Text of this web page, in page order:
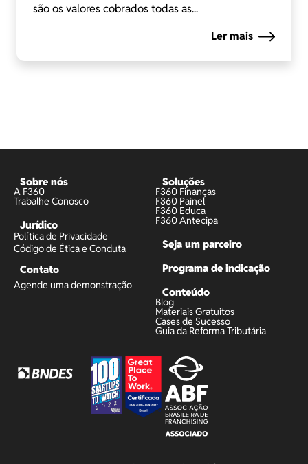
são os valores cobrados todas as...
Ler mais
Sobre nós
A F360
Trabalhe Conosco
Jurídico
Política de Privacidade
Código de Ética e Conduta
Contato
Agende uma demonstração
Soluções
F360 Finanças
F360 Painel
F360 Educa
F360 Antecipa
Seja um parceiro
Programa de indicação
Conteúdo
Blog
Materiais Gratuitos
Cases de Sucesso
Guia da Reforma Tributária